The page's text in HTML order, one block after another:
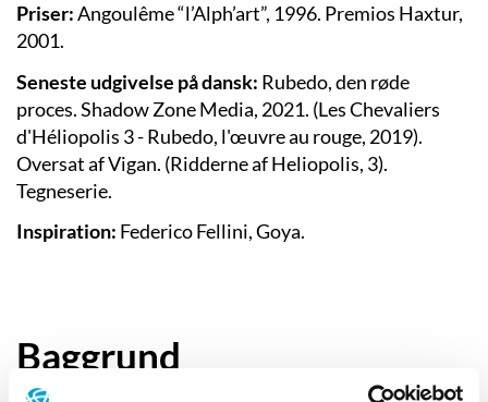
Priser:Angoulême “l’Alph’art”, 1996. Premios Haxtur,
2001.
Seneste udgivelse på dansk: Rubedo, den røde
proces. Shadow Zone Media, 2021. (Les Chevaliers
d'Héliopolis 3 - Rubedo, l'œuvre au rouge, 2019).
Oversat af Vigan. (Ridderne af Heliopolis, 3).
Tegneserie.
Inspiration: Federico Fellini, Goya.
Baggrund